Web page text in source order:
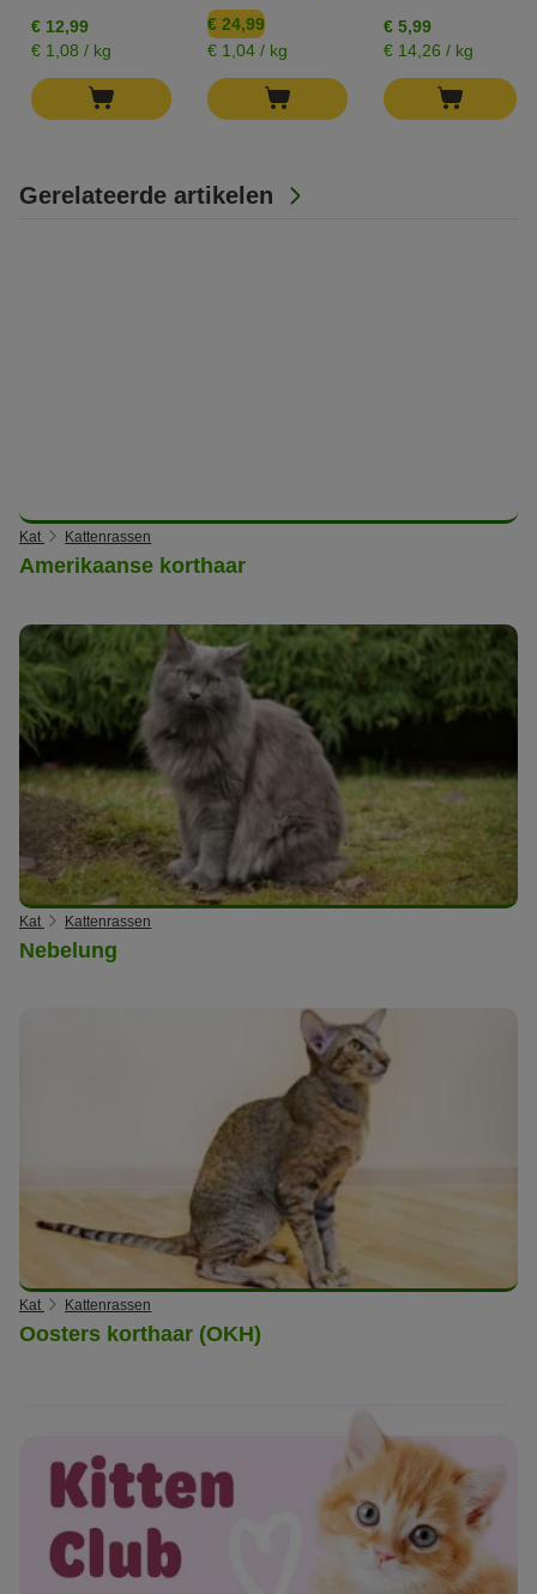
Gerelateerde artikelen
Kat Kattenrassen
Amerikaanse korthaar
Kat Kattenrassen
Nebelung
Kat Kattenrassen
Oosters korthaar (OKH)
€ 12,99
€ 1,08 / kg
€ 24,99
€ 1,04 / kg
€ 5,99
€ 14,26 / kg